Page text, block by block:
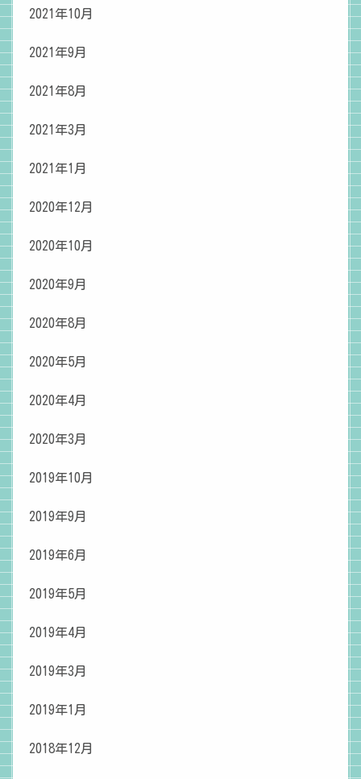
2021年10月
2021年9月
2021年8月
2021年3月
2021年1月
2020年12月
2020年10月
2020年9月
2020年8月
2020年5月
2020年4月
2020年3月
2019年10月
2019年9月
2019年6月
2019年5月
2019年4月
2019年3月
2019年1月
2018年12月